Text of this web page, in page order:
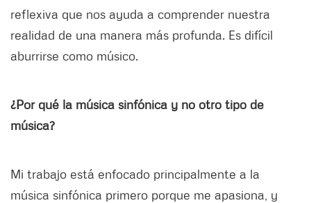
reflexiva que nos ayuda a comprender nuestra
realidad de una manera más profunda. Es difícil
aburrirse como músico.
¿Por qué la música sinfónica y no otro tipo de
música?
Mi trabajo está enfocado principalmente a la
música sinfónica primero porque me apasiona, y